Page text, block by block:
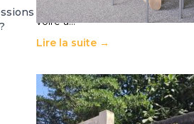
pédagogique au superfétatoire,
voire à…
Lire la suite →